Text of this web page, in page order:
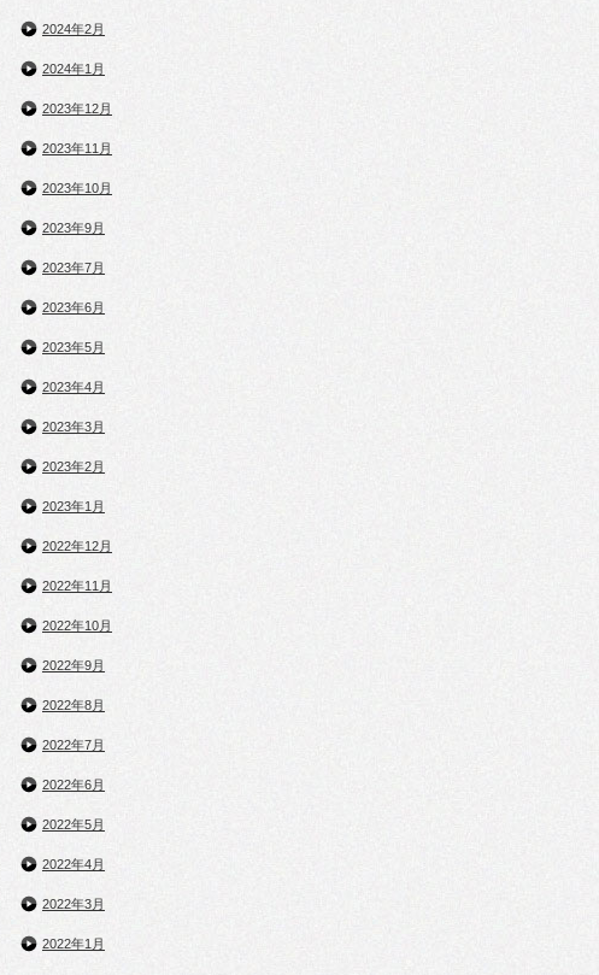
2024年2月
2024年1月
2023年12月
2023年11月
2023年10月
2023年9月
2023年7月
2023年6月
2023年5月
2023年4月
2023年3月
2023年2月
2023年1月
2022年12月
2022年11月
2022年10月
2022年9月
2022年8月
2022年7月
2022年6月
2022年5月
2022年4月
2022年3月
2022年1月